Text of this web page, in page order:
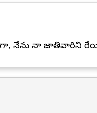
నేను నా జాతివారిని